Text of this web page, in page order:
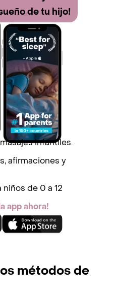
de tu hijo!
infantiles.
afirmaciones y
de 0 a 12
app ahora!
métodos de